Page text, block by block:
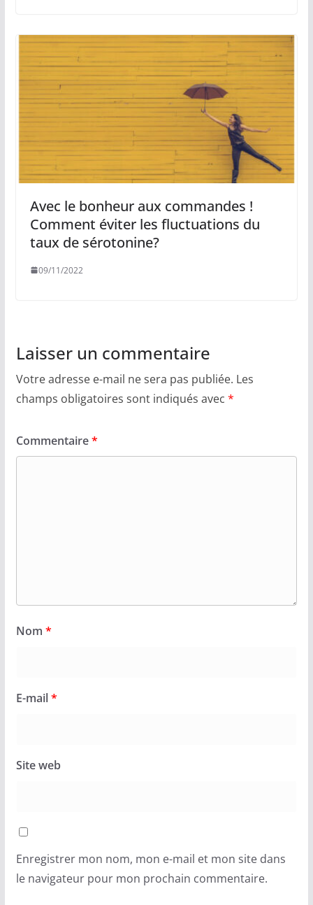
Avec le bonheur aux commandes !
Comment éviter les fluctuations du
taux de sérotonine?
09/11/2022
Laisser un commentaire
Votre adresse e-mail ne sera pas publiée. Les
champs obligatoires sont indiqués avec *
Commentaire*
Nom *
E-mail*
Site web
Enregistrer mon nom, mon e-mail et mon site dans
le navigateur pour mon prochain commentaire.